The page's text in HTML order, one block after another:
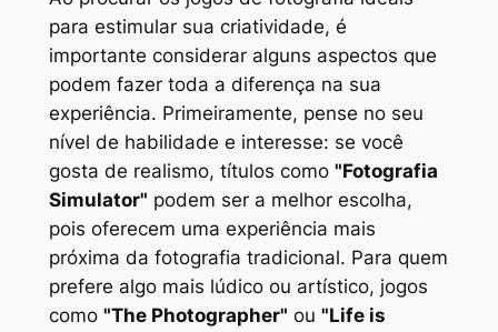
para estimular sua criatividade, é
importante considerar alguns aspectos que
podem fazer toda a diferença na sua
experiência. Primeiramente, pense no seu
nível de habilidade e interesse: se você
gosta de realismo, títulos como "Fotografia
Simulator" podem ser a melhor escolha,
pois oferecem uma experiência mais
próxima da fotografia tradicional. Para quem
prefere algo mais lúdico ou artístico, jogos
como "The Photographer" ou "Life is